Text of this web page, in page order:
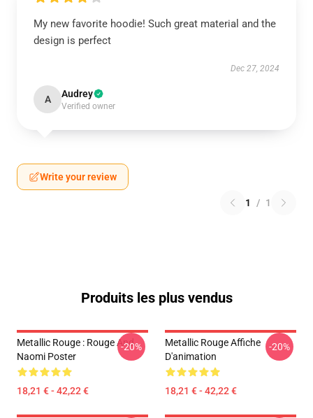
My new favorite hoodie! Such great material and the
design is perfect
Dec 27, 2024
A Audrey
Verified owner
Write your review
1 / 1
Produits les plus vendus
Metallic Rouge : Rouge And
Naomi Poster
18,21 € - 42,22 €
-20%
Metallic Rouge Affiche
D'animation
18,21 € - 42,22 €
-20%